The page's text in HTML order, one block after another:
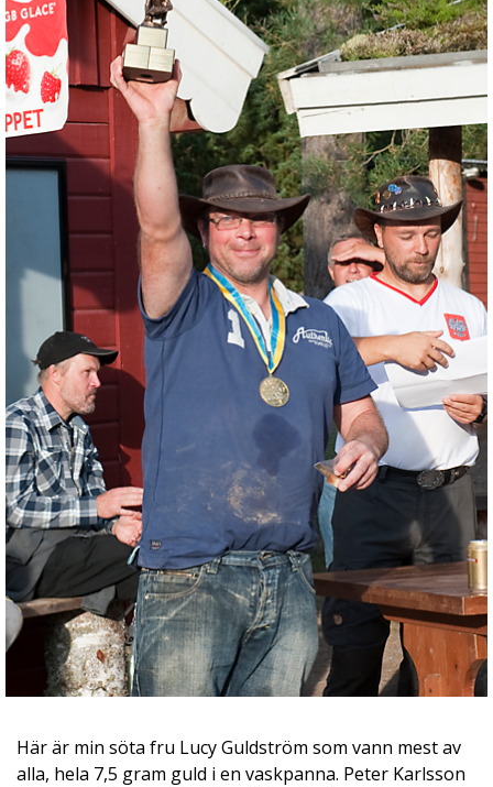
Här är min söta fru Lucy Guldström som vann mest av
alla, hela 7,5 gram guld i en vaskpanna. Peter Karlsson